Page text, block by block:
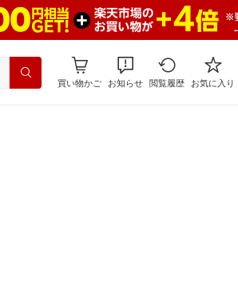
買い物かご お知らせ 閲覧履歴 お気に入り